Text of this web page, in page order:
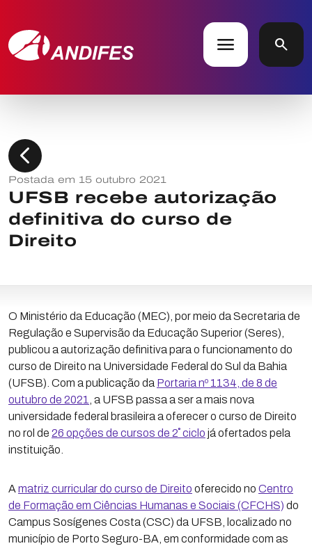
menu search
chevron_left
Postada em 15 outubro 2021
UFSB recebe autorização
definitiva do curso de
Direito
O Ministério da Educação (MEC), por meio da Secretaria de
Regulação e Supervisão da Educação Superior (Seres),
publicou a autorização definitiva para o funcionamento do
curso de Direito na Universidade Federal do Sul da Bahia
(UFSB). Com a publicação da Portaria nº 1134, de 8 de
outubro de 2021
, a UFSB passa a ser a mais nova
universidade federal brasileira a oferecer o curso de Direito
no rol de 26 opções de cursos de 2˚ ciclo já ofertados pela
instituição.
A matriz curricular do curso de Direito oferecido no Centro
de Formação em Ciências Humanas e Sociais (CFCHS) do
Campus Sosígenes Costa (CSC) da UFSB, localizado no
município de Porto Seguro-BA, em conformidade com as